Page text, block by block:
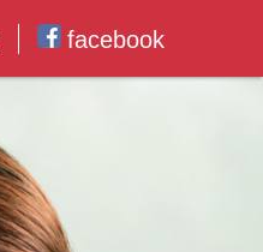
facebook